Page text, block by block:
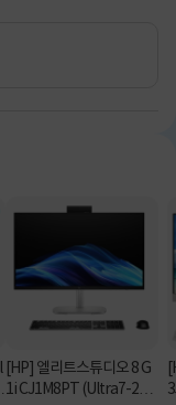
[HP] 엘리트스튜디오 8 G
1i CJ1M8PT (Ultra7-26